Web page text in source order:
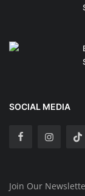
SOCIAL MEDIA
Join Our